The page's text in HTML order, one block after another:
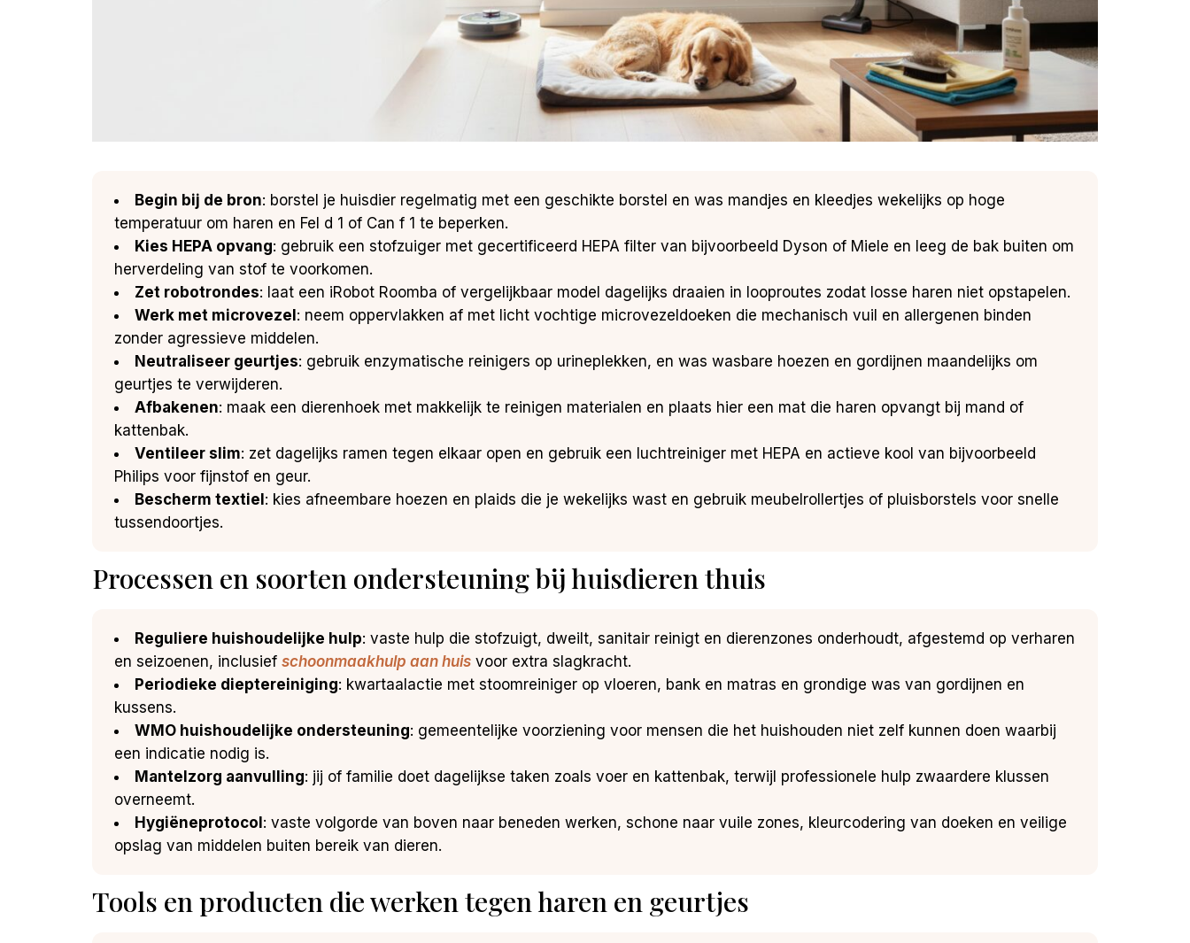
Begin bij de bron: borstel je huisdier regelmatig met een geschikte borstel en was mandjes en kleedjes wekelijks op hoge
temperatuur om haren en Fel d 1 of Can f 1 te beperken.
Kies HEPA opvang: gebruik een stofzuiger met gecertificeerd HEPA filter van bijvoorbeeld Dyson of Miele en leeg de bak buiten om
herverdeling van stof te voorkomen.
Zet robotrondes: laat een iRobot Roomba of vergelijkbaar model dagelijks draaien in looproutes zodat losse haren niet opstapelen.
Werk met microvezel: neem oppervlakken af met licht vochtige microvezeldoeken die mechanisch vuil en allergenen binden
zonder agressieve middelen.
Neutraliseer geurtjes: gebruik enzymatische reinigers op urineplekken, en was wasbare hoezen en gordijnen maandelijks om
geurtjes te verwijderen.
Afbakenen: maak een dierenhoek met makkelijk te reinigen materialen en plaats hier een mat die haren opvangt bij mand of
kattenbak.
Ventileer slim: zet dagelijks ramen tegen elkaar open en gebruik een luchtreiniger met HEPA en actieve kool van bijvoorbeeld
Philips voor fijnstof en geur.
Bescherm textiel: kies afneembare hoezen en plaids die je wekelijks wast en gebruik meubelrollertjes of pluisborstels voor snelle
tussendoortjes.
Processen en soorten ondersteuning bij huisdieren thuis
Reguliere huishoudelijke hulp: vaste hulp die stofzuigt, dweilt, sanitair reinigt en dierenzones onderhoudt, afgestemd op verharen
en seizoenen, inclusief schoonmaakhulp aan huis voor extra slagkracht.
Periodieke dieptereiniging: kwartaalactie met stoomreiniger op vloeren, bank en matras en grondige was van gordijnen en
kussens.
WMO huishoudelijke ondersteuning: gemeentelijke voorziening voor mensen die het huishouden niet zelf kunnen doen waarbij
een indicatie nodig is.
Mantelzorg aanvulling: jij of familie doet dagelijkse taken zoals voer en kattenbak, terwijl professionele hulp zwaardere klussen
overneemt.
Hygiëneprotocol: vaste volgorde van boven naar beneden werken, schone naar vuile zones, kleurcodering van doeken en veilige
opslag van middelen buiten bereik van dieren.
Tools en producten die werken tegen haren en geurtjes